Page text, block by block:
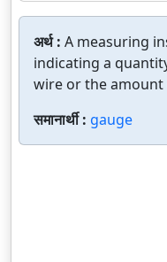
अर्थ : A measuring
indicating a
wire or the amount
समानार्थी : gauge